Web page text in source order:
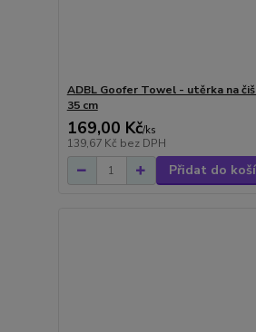
ADBL Goofer Towel - utěrka na
35 cm
169,00 Kč/ks
139,67 Kč bez DPH
Přidat do